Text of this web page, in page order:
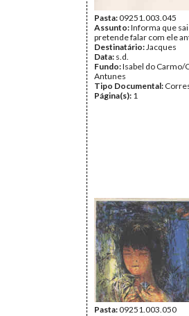
Pasta:09251.003.045
Assunto:Informa que
pretende falar com ele
Destinatário:Jacques
Data: s.d.
Fundo:Isabel do Carmo/
Antunes
Tipo Documental:
Página(s): 1
Pasta:09251.003.050